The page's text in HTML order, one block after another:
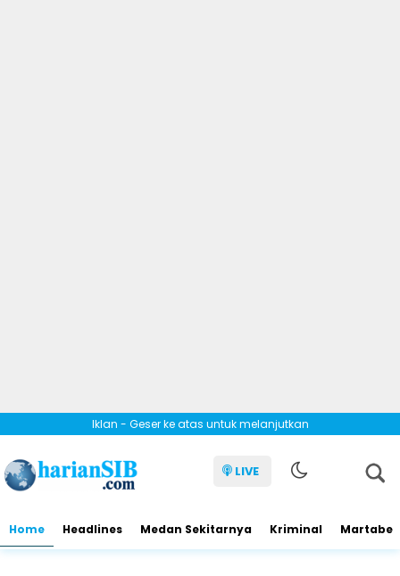
Iklan - Geser ke atas untuk melanjutkan
LIVE
Home Headlines Medan Sekitarnya Kriminal Martabe